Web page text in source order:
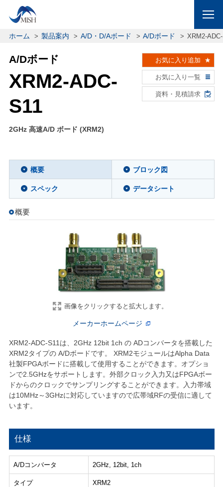
ホーム 製品案内 A/D・D/Aボード A/Dボード XRM2-
A/Dボード
XRM2-ADC-
S11
2GHz 高速A/D ボード (XRM2)
お気に入り追加
お気に入り一覧
資料・見積請求
概要 ブロック図
スペック データシート
概要
画像をクリックすると拡大します。
メーカーホームページ
XRM2-ADC-S11は、2GHz 12bit 1ch の ADコンバータを搭載した
XRM2タイプの A/Dボードです。 XRM2モジュールはAlpha Data
社製FPGAボードに搭載して使用することができます。オプショ
ンで2.5GHzをサポートします。外部クロック入力又はFPGAボー
ドからのクロックでサンプリングすることができます。入力帯域
は10MHz～3GHzに対応していますので広帯域RFの受信に適して
います。
仕様
A/Dコンバータ 2GHz, 12bit, 1ch
タイプ XRM2